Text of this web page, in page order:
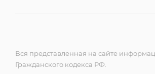
Вся представленная на сайте
Гражданского кодекса РФ.